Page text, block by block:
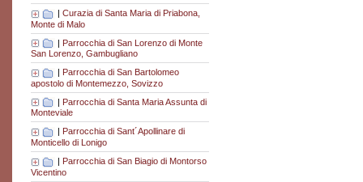
Curazia di Santa Maria di Priabona,
Monte di Malo
| Parrocchia di San Lorenzo di Monte
San Lorenzo, Gambugliano
Parrocchia di San Bartolomeo
apostolo di Montemezzo, Sovizzo
| Parrocchia di Santa Maria Assunta di
Monteviale
Parrocchia di Sant´Apollinare di
Monticello di Lonigo
| Parrocchia di San Biagio di Montorso
Vicentino